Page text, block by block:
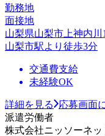
勤務地
面接地
山梨県山梨市上神内川
山梨市駅より徒歩3分
交通費支給
未経験OK
詳細を見る
応募画面
派遣労働者
株式会社ニッソーネ